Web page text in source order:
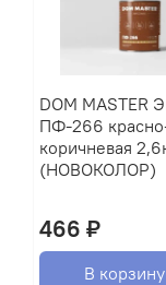
DOM MASTER
ПФ-266
коричневая
(НОВОКОЛОР)
466 ₽
В корзину